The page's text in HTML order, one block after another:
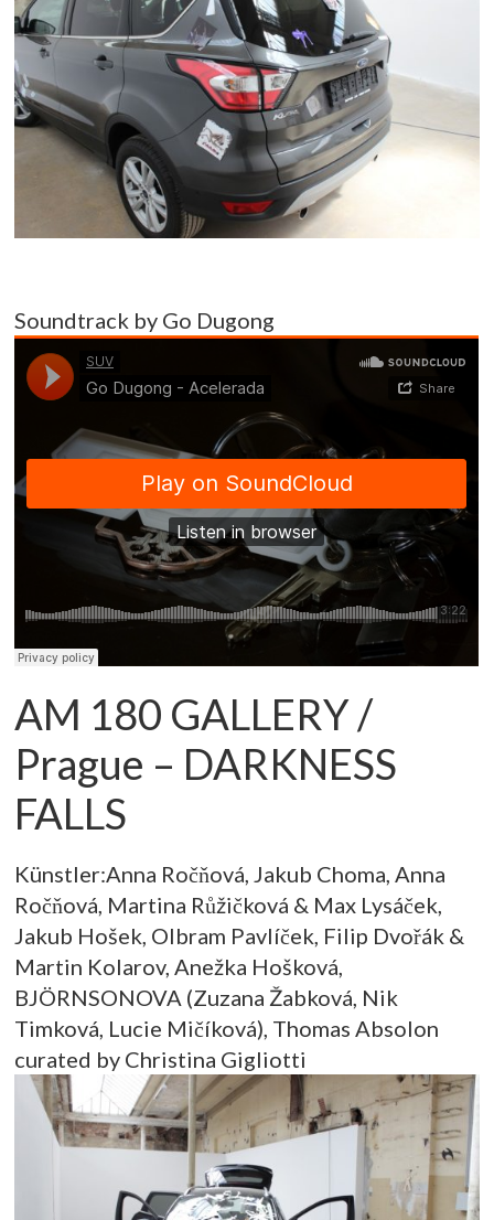
Soundtrack by Go Dugong
AM 180 GALLERY /
Prague – DARKNESS
FALLS
Künstler:Anna Ročňová, Jakub Choma, Anna
Ročňová, Martina Růžičková & Max Lysáček,
Jakub Hošek, Olbram Pavlíček, Filip Dvořák &
Martin Kolarov, Anežka Hošková,
BJÖRNSONOVA (Zuzana Žabková, Nik
Timková, Lucie Mičíková), Thomas Absolon
curated by Christina Gigliotti